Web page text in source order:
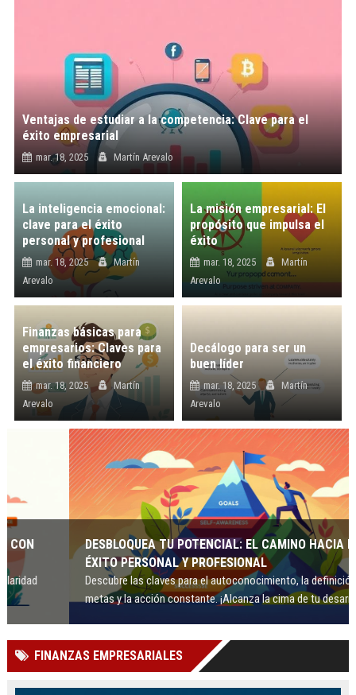
Ventajas de estudiar a la competencia: Clave para el
éxito empresarial
mar. 18, 2025 Martín Arevalo
La inteligencia emocional:
clave para el éxito
personal y profesional
mar. 18, 2025
Martín
Arevalo
La misión empresarial: El
propósito que impulsa el
éxito
mar. 18, 2025
Martín
Arevalo
Finanzas básicas para
empresarios: Claves para
el éxito financiero
mar. 18, 2025
Martín
Arevalo
Decálogo para ser un
buen líder
mar. 18, 2025
Martín
Arevalo
DESBLOQUEA TU POTENCIAL: EL CAMINO HACIA EL
ÉXITO PERSONAL Y PROFESIONAL
Descubre las claves para el autoconocimiento, la definición de
metas y la acción constante. ¡Alcanza la cima de tu desarrollo!
FINANZAS EMPRESARIALES